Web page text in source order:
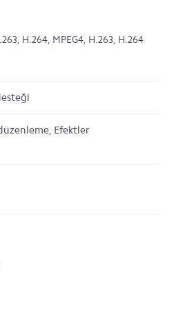
H.264, MPEG4, H.263, H.264
Efektler